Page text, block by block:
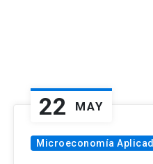
22 MAY
Microeconomía